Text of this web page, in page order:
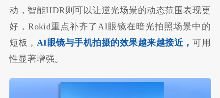
动，智能HDR则可以让逆光场景的动态范围表现更
好，Rokid重点补齐了AI眼镜在暗光拍照场景中的
短板， AI眼镜与手机拍摄的效果越来越接近，可用
性显著增强。